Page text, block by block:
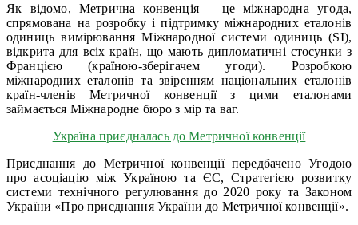
Як відомо, Метрична конвенція – це міжнародна угода,
спрямована на розробку і підтримку міжнародних еталонів
одиниць вимірювання Міжнародної системи одиниць (SI),
відкрита для всіх країн, що мають дипломатичні стосунки з
Францією (країною-зберігачем угоди). Розробкою
міжнародних еталонів та звіренням національних еталонів
країн-членів Метричної конвенції з цими еталонами
займається Міжнародне бюро з мір та ваг.
Україна приєдналась до Метричної конвенції
Приєднання до Метричної конвенції передбачено Угодою
про асоціацію між Україною та ЄС, Стратегією розвитку
системи технічного регулювання до 2020 року та Законом
України «Про приєднання України до Метричної конвенції».